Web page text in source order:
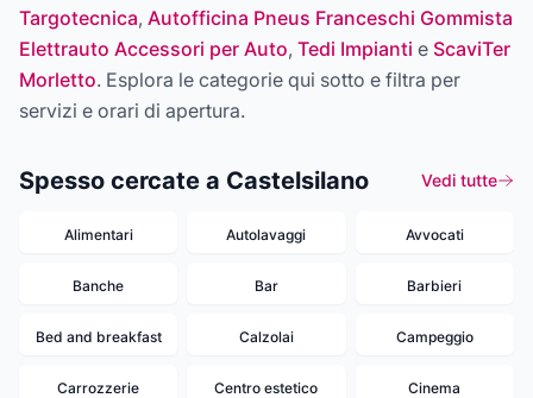
Targotecnica, Autofficina Pneus Franceschi Gommista
Elettrauto Accessori per Auto, Tedi Impianti e ScaviTer
Morletto. Esplora le categorie qui sotto e filtra per
servizi e orari di apertura.
Spesso cercate a Castelsilano Vedi tutte
Alimentari Autolavaggi Avvocati
Banche Bar Barbieri
Bed and breakfast Calzolai Campeggio
Carrozzerie Centro estetico Cinema